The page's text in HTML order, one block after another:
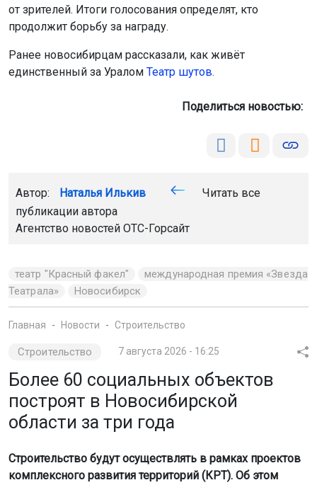
от зрителей. Итоги голосования определят, кто
продолжит борьбу за награду.
Ранее новосибирцам рассказали, как живёт
единственный за Уралом Театр шутов.
Поделиться новостью:
Автор: Наталья Илькив
Читать все
публикации автора
Агентство новостей ОТС-Горсайт
театр "Красный факел"
международная премия «Звезда
Театрала»
Новосибирск
Главная Новости Строительство
Строительство 7 августа 2026 - 16:25
Более 60 социальных объектов
построят в Новосибирской
области за три года
Строительство будут осуществлять в рамках проектов
комплексного развития территорий (КРТ). Об этом